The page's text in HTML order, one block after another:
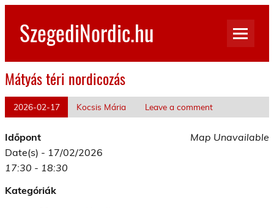
Skip
contentSzegediNordic.hu
Mátyás téri nordicozás
2026-02-17 Kocsis Mária Leave a comment
Map Unavailable
Időpont
Date(s) - 17/02/2026
17:30 - 18:30
Kategóriák